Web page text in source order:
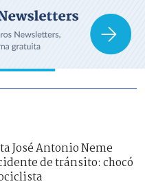
José Antonio Neme
de tránsito: chocó